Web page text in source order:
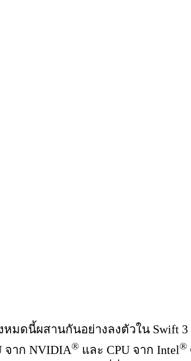
มดนี้ผสานกันอย่างลงตัวใน Swift
จาก NVIDIA®และ CPU จาก Intel®